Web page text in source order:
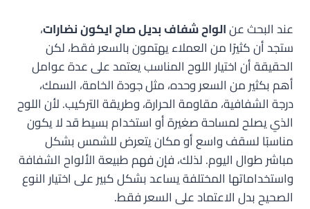
عند البحث عنالواح شفاف بديل صاج ايكون نضارات،
ستجد أن كثيرًا من العملاء يهتمون بالسعر فقط، لكن
الحقيقة أن اختيار اللوح المناسب يعتمد على عدة عوامل
أهم بكثير من السعر وحده، مثل جودة الخامة، السمك،
درجة الشفافية، مقاومة الحرارة، وطريقة التركيب. لأن اللوح
الذي يصلح لمساحة صغيرة أو استخدام بسيط قد لا يكون
مناسبًا لسقف واسع أو مكان يتعرض للشمس بشكل
مباشر طوال اليوم. لذلك، فإن فهم طبيعة الألواح الشفافة
واستخداماتها المختلفة يساعد بشكل كبير على اختيار النوع
الصحيح بدل الاعتماد على السعر فقط.